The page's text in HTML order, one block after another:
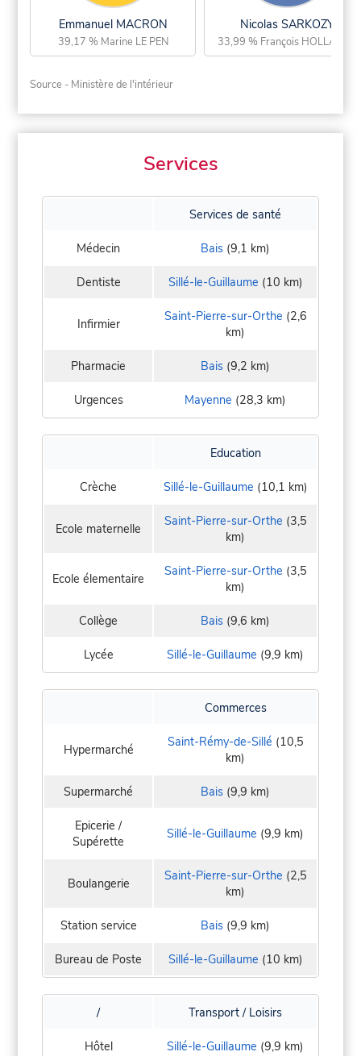
Emmanuel MACRON
39,17 % Marine LE PEN
Nicolas SARKOZY
33,99 % François HOLLANDE
Source - Ministère de l'intérieur
Services
Services de santé
Médecin Bais (9,1 km)
Dentiste Sillé-le-Guillaume (10 km)
Infirmier Saint-Pierre-sur-Orthe (2,6
km)
Pharmacie Bais (9,2 km)
Urgences Mayenne (28,3 km)
Education
Crèche Sillé-le-Guillaume (10,1 km)
Ecole maternelle Saint-Pierre-sur-Orthe (3,5
km)
Ecole élementaire Saint-Pierre-sur-Orthe (3,5
km)
Collège Bais (9,6 km)
Lycée Sillé-le-Guillaume (9,9 km)
Commerces
Hypermarché Saint-Rémy-de-Sillé (10,5
km)
Supermarché Bais (9,9 km)
Epicerie /
Supérette
Sillé-le-Guillaume (9,9 km)
Boulangerie Saint-Pierre-sur-Orthe (2,5
km)
Station service Bais (9,9 km)
Bureau de Poste Sillé-le-Guillaume (10 km)
/ Transport / Loisirs
Hôtel Sillé-le-Guillaume (9,9 km)